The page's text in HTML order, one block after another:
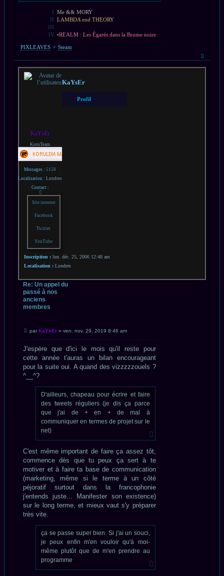
Me && MORY
LAMBDA end THEORY
•REALM : Les Égarés dans la Brume noire
PIXLEAVES ✦ Steam
KaYsEr
KoruTeam
Messages : 5158
Localisation : Londres
Contact :
KaYsEr
Site internet
Facebook
Twitter
YouTube
KaYsEr
Profil
Inscription : lun. déc. 25, 2006 12:48 am
Localisation : Londres
Re: Un appel du
passé à nos
anciens
membres
Message
parKaYsEr » ven. nov. 29, 2019 8:46 am
J'espère que d'ici le mois qu'il reste pour
cette année t'auras un bilan encourageant
pour la suite oui. A quand des vizzzzzouels ?
^__^?
D'ailleurs, chapeau pour écrire et faire
des tweets réguliers (je dis ça parce
que j'ai de + en + de mal à
communiquer en termes de projet sur le
net)
C'est même important de faire ça assez tôt,
commence dès que tu peux ça sert à te
motiver et à faire ta base de communication
(marketing, même si le terme à un côté
péjoratif surtout dans la francophonie
j'entends juste... Manifester son existence)
sur le long terme, et mieux vaut s'y préparer
très vite.
ça se passe super bien. Si j'ai un souci,
je peux enfin m'en vouloir qu'à moi-
même plutôt que de m'en prendre au
programme